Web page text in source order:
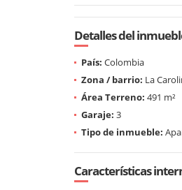
Detalles del
País: Colombia
Zona / barrio: La
Área Terreno: 491 m²
Garaje: 3
Tipo de inmueble:
Características